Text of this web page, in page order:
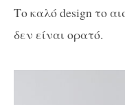
Το καλό design το
δεν είναι ορατό.